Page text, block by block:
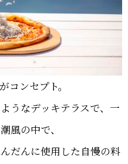
コンセプト。
うなデッキテラスで、一
風の中で、
だんに使用した自慢の料